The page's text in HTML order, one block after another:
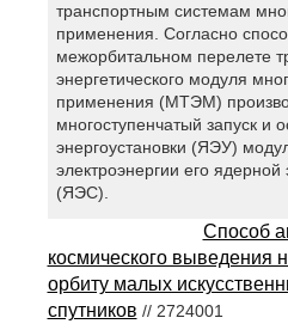
транспортным системам
применения. Согласно
межорбитальном перелете
энергетического модуля
применения (МТЭМ)
многоступенчатый запуск и
энергоустановки (ЯЭУ)
электроэнергии его ядерной
(ЯЭС).
Способ
космического выведения
орбиту малых
спутников // 2724001